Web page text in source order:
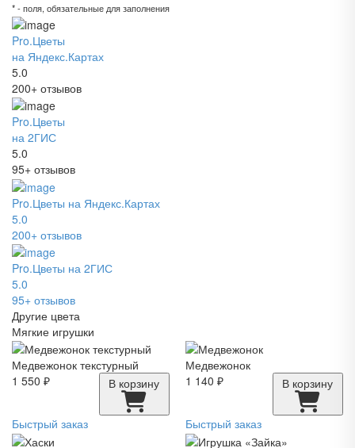
* - поля, обязательные для заполнения
Pro.Цветы
на Яндекс.Картах
5.0
200+ отзывов
Pro.Цветы
на 2ГИС
5.0
95+ отзывов
Pro.Цветы на Яндекс.Картах
5.0
200+ отзывов
Pro.Цветы на 2ГИС
5.0
95+ отзывов
Другие цвета
Мягкие игрушки
Медвежонок текстурный
1 550 ₽
В корзину
Быстрый заказ
Медвежонок
1 140 ₽
В корзину
Быстрый заказ